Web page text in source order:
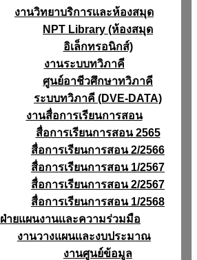
งานวิทยาบริการเเละห้องสมุด
NPT Library (ห้องสมุด
อิเล็กทรอนิกส์)
งานระบบทวิภาคี
ศูนย์อาชีวศึกษาทวิภาคี
ระบบทวิภาคี (DVE-DATA)
งานสื่อการเรียนการสอน
สื่อการเรียนการสอน 2565
สื่อการเรียนการสอน 2/2566
สื่อการเรียนการสอน 1/2567
สื่อการเรียนการสอน 2/2567
สื่อการเรียนการสอน 1/2568
ฝ่ายแผนงานเเละความร่วมมือ
งานวางแผนเเละงบประมาณ
งานศูนย์ข้อมูล